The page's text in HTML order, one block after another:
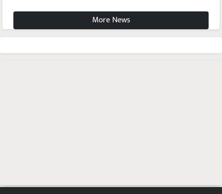
More News